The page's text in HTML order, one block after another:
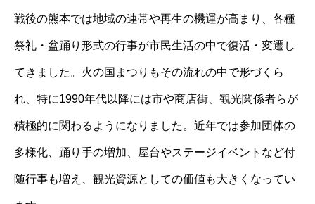
戦後の熊本では地域の連帯や再生の機運が高まり、各種
祭礼・盆踊り形式の行事が市民生活の中で復活・変遷し
てきました。火の国まつりもその流れの中で形づくら
れ、特に1990年代以降には市や商店街、観光関係者らが
積極的に関わるようになりました。近年では参加団体の
多様化、踊り手の増加、屋台やステージイベントなど付
随行事も増え、観光資源としての価値も大きくなってい